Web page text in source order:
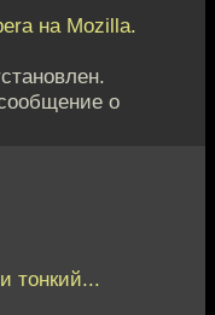
на Mozilla.
о
тонкий...